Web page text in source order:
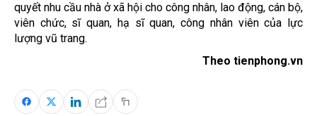
quyết nhu cầu nhà ở xã hội cho công nhân, lao động, cán bộ,
viên chức, sĩ quan, hạ sĩ quan, công nhân viên của lực
lượng vũ trang.
Theo tienphong.vn